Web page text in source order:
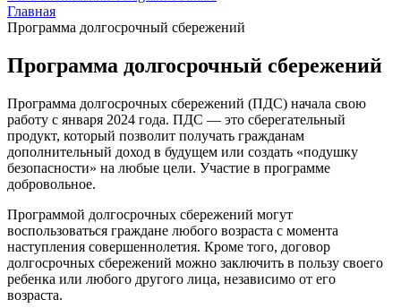
Главная
Программа долгосрочный сбережений
Программа долгосрочный сбережений
Программа долгосрочных сбережений (ПДС) начала свою
работу с января 2024 года. ПДС — это сберегательный
продукт, который позволит получать гражданам
дополнительный доход в будущем или создать «подушку
безопасности» на любые цели. Участие в программе
добровольное.
Программой долгосрочных сбережений могут
воспользоваться граждане любого возраста с момента
наступления совершеннолетия. Кроме того, договор
долгосрочных сбережений можно заключить в пользу своего
ребенка или любого другого лица, независимо от его
возраста.